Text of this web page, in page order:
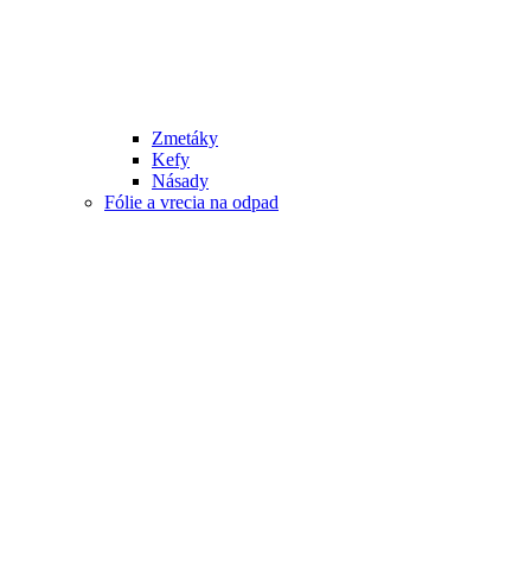
Zmetáky
Kefy
Násady
Fólie a vrecia na odpad